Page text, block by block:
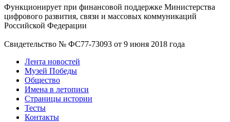
Функционирует при финансовой поддержке Министерства
цифрового развития, связи и массовых коммуникаций
Российской Федерации
Свидетельство № ФС77-73093 от 9 июня 2018 года
Лента новостей
Музей Победы
Общество
Имена в летописи
Страницы истории
Тесты
Контакты